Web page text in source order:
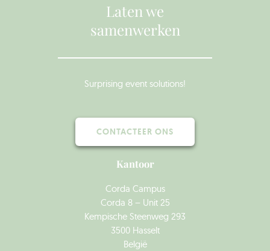
Laten we
samenwerken
Surprising event solutions!
CONTACTEER ONS
Kantoor
Corda Campus
Corda 8 – Unit 25
Kempische Steenweg 293
3500 Hasselt
België